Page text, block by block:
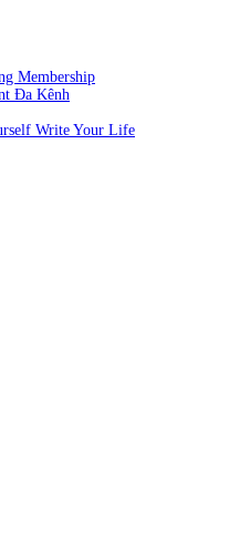
Membership
Đa Kênh
Write Your Life